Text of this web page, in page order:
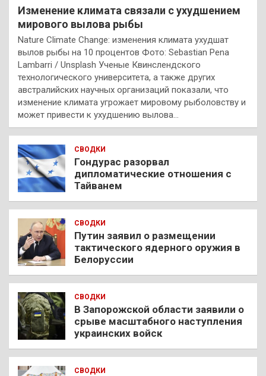
Изменение климата связали с ухудшением
мирового вылова рыбы
Nature Climate Change: изменения климата ухудшат
вылов рыбы на 10 процентов Фото: Sebastian Pena
Lambarri / Unsplash Ученые Квинслендского
технологического университета, а также других
австралийских научных организаций показали, что
изменение климата угрожает мировому рыболовству и
может привести к ухудшению вылова…
СВОДКИ
Гондурас разорвал
дипломатические отношения с
Тайванем
СВОДКИ
Путин заявил о размещении
тактического ядерного оружия в
Белоруссии
СВОДКИ
В Запорожской области заявили о
срыве масштабного наступления
украинских войск
СВОДКИ